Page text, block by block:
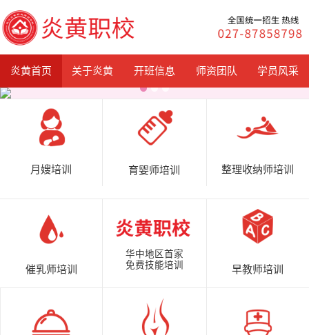
炎黄首页 关于炎黄 开班信息 师资团队 学员风采
月嫂培训 育婴师培训 整理收纳师培训
催乳师培训
华中地区首家
免费技能培训
早教师培训